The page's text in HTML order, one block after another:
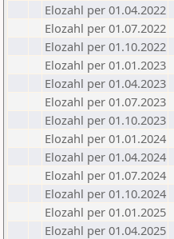
Elozahl per 01.04.2022
Elozahl per 01.07.2022
Elozahl per 01.10.2022
Elozahl per 01.01.2023
Elozahl per 01.04.2023
Elozahl per 01.07.2023
Elozahl per 01.10.2023
Elozahl per 01.01.2024
Elozahl per 01.04.2024
Elozahl per 01.07.2024
Elozahl per 01.10.2024
Elozahl per 01.01.2025
Elozahl per 01.04.2025